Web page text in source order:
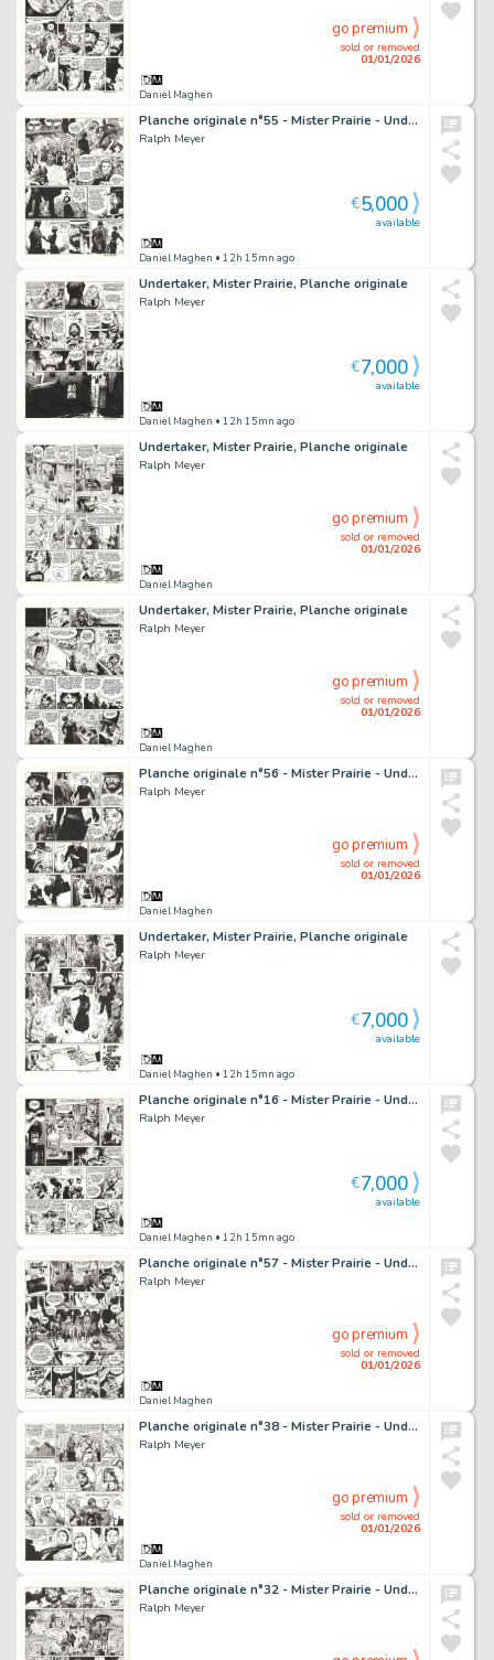
Daniel Maghen
sold or removed
01/01/2026
go premium
Planche originale n°55 - Mister Prairie - Undertaker
Ralph Meyer
Daniel Maghen • 12h 15mn ago
available
€5,000
Undertaker, Mister Prairie, Planche originale
Ralph Meyer
Daniel Maghen • 12h 15mn ago
available
€7,000
Undertaker, Mister Prairie, Planche originale
Ralph Meyer
Daniel Maghen
sold or removed
01/01/2026
go premium
Undertaker, Mister Prairie, Planche originale
Ralph Meyer
Daniel Maghen
sold or removed
01/01/2026
go premium
Planche originale n°56 - Mister Prairie - Undertaker
Ralph Meyer
Daniel Maghen
sold or removed
01/01/2026
go premium
Undertaker, Mister Prairie, Planche originale
Ralph Meyer
Daniel Maghen • 12h 15mn ago
available
€7,000
Planche originale n°16 - Mister Prairie - Undertaker
Ralph Meyer
Daniel Maghen • 12h 15mn ago
available
€7,000
Planche originale n°57 - Mister Prairie - Undertaker
Ralph Meyer
Daniel Maghen
sold or removed
01/01/2026
go premium
Planche originale n°38 - Mister Prairie - Undertaker
Ralph Meyer
Daniel Maghen
sold or removed
01/01/2026
go premium
Planche originale n°32 - Mister Prairie - Undertaker
Ralph Meyer